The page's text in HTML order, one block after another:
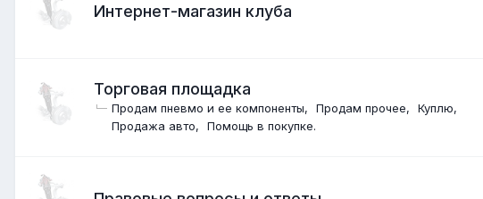
Интернет-магазин клуба
Торговая площадка
Продам пневмо и ее компоненты Продам прочее
Куплю
Продажа авто
Помощь в покупке.